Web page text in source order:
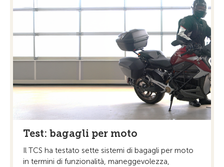
Test: bagagli per moto
Il TCS ha testato sette sistemi di bagagli per moto
in termini di funzionalità, maneggevolezza,